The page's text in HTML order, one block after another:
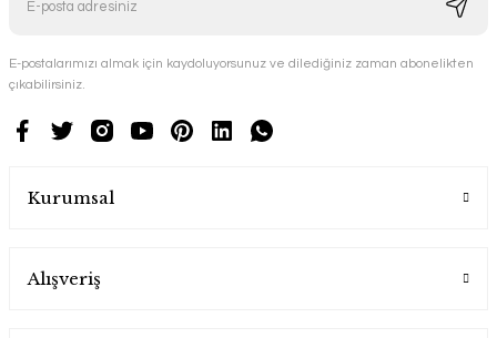
E-postalarımızı almak için kaydoluyorsunuz ve dilediğiniz zaman abonelikten
çıkabilirsiniz.
Kurumsal
Alışveriş